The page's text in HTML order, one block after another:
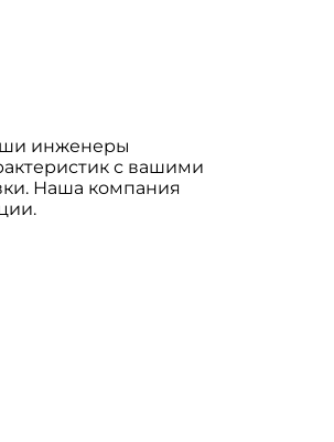
инженеры
с вашими
Наша компания